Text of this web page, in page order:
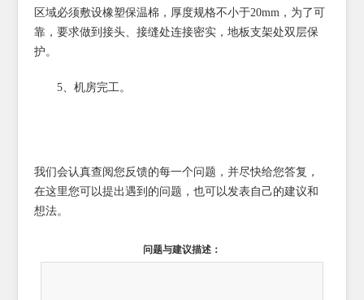
区域必须敷设橡塑保温棉，厚度规格不小于20mm，为了可
靠，要求做到接头、接缝处连接密实，地板支架处双层保
护。
5、机房完工。
我们会认真查阅您反馈的每一个问题，并尽快给您答复，
在这里您可以提出遇到的问题，也可以发表自己的建议和
想法。
问题与建议描述：